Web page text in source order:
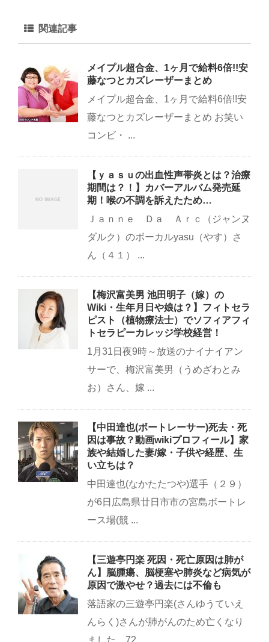
関連記事
メイプル超合金、1ヶ月で給料6倍!!安
藤なつとカズレーザーまとめ
メイプル超合金、1ヶ月で給料6倍!!安
藤なつとカズレーザーまとめ お笑い
コンビ・ ...
【ｙａｓｕの出血性声帯炎とは？治療
期間は？！】カバーアルバム発売延
期！喉の不調を訴えたため…
Ｊａｎｎｅ Ｄａ Ａｒｃ（ジャンヌ
ダルク）のボーカルyasu（やす）さ
ん（４１） ...
【梅沢富美男 池田明子（嫁）の
Wiki・生年月日や娘は？】フィトセラ
ピスト（植物療法士）でソフィアフィ
トセラピーカレッジ学校経営！
1月31日夜9時～放送のナイナイアン
サーで、梅沢富美男（うめざわとみ
お）さん、嫁 ...
【中田達也(ボートレーサー)死去・死
因は事故？動画wikiプロフィール】家
族や結婚した妻/嫁・子供や経歴、生
い立ちは？
中田達也(なかたたつや)選手（２９）
が6日広島県廿日市市の宮島ボートレ
ース場(競 ...
【三遊亭円楽 死因・死亡原因は肺が
ん】脳腫瘍、脳梗塞や肺炎など病気が
原因で激やせ？過去には不倫も
落語家の三遊亭円楽(さんゆうていえ
んらく)さんが肺がんのため亡くなり